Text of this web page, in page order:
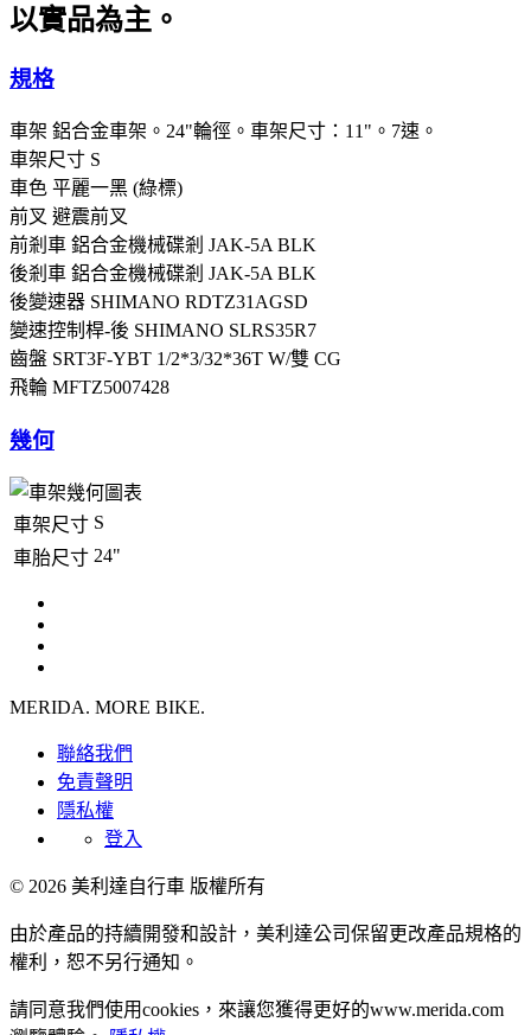
以實品為主。
規格
車架 鋁合金車架。24"輪徑。車架尺寸：11"。7速。
車架尺寸 S
車色 平麗一黑 (綠標)
前叉 避震前叉
前剎車 鋁合金機械碟剎 JAK-5A BLK
後剎車 鋁合金機械碟剎 JAK-5A BLK
後變速器 SHIMANO RDTZ31AGSD
變速控制桿-後 SHIMANO SLRS35R7
齒盤 SRT3F-YBT 1/2*3/32*36T W/雙 CG
飛輪 MFTZ5007428
幾何
車架尺寸 S
車胎尺寸 24"
MERIDA. MORE BIKE.
聯絡我們
免責聲明
隱私權
登入
© 2026 美利達自行車 版權所有
由於產品的持續開發和設計，美利達公司保留更改產品規格的
權利，恕不另行通知。
請同意我們使用cookies，來讓您獲得更好的www.merida.com